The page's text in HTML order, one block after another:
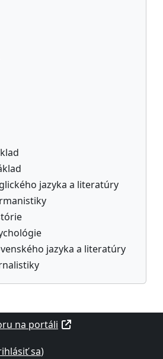
jazyka a literatúry
jazyka a literatúry
na portáli
sa)